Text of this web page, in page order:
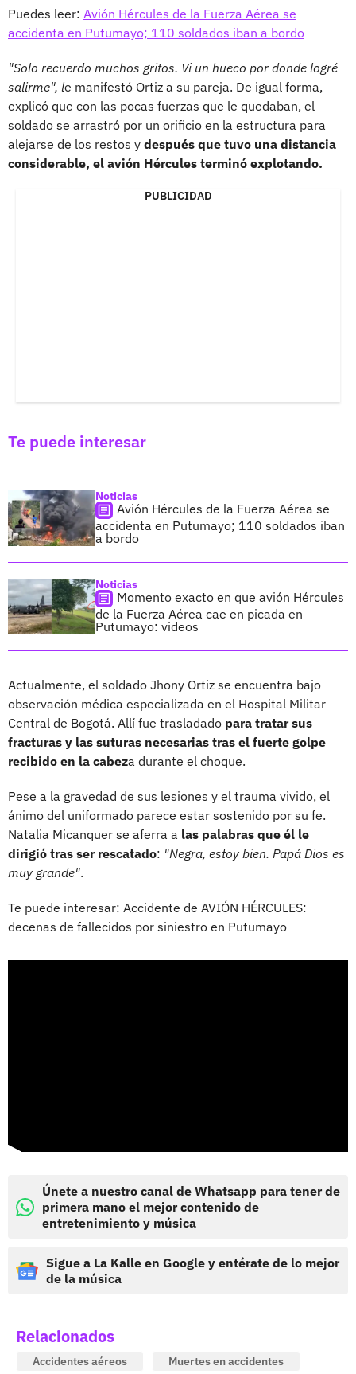
Puedes leer: Avión Hércules de la Fuerza Aérea se
accidenta en Putumayo; 110 soldados iban a bordo
"Solo recuerdo muchos gritos. Vi un hueco por donde logré
salirme", le manifestó Ortiz a su pareja. De igual forma,
explicó que con las pocas fuerzas que le quedaban, el
soldado se arrastró por un orificio en la estructura para
alejarse de los restos y después que tuvo una distancia
considerable, el avión Hércules terminó explotando.
PUBLICIDAD
Te puede interesar
Noticias
Avión Hércules de la Fuerza Aérea se
accidenta en Putumayo; 110 soldados iban
a bordo
Noticias
Momento exacto en que avión Hércules
de la Fuerza Aérea cae en picada en
Putumayo: videos
Actualmente, el soldado Jhony Ortiz se encuentra bajo
observación médica especializada en el Hospital Militar
Central de Bogotá. Allí fue trasladado para tratar sus
fracturas y las suturas necesarias tras el fuerte golpe
recibido en la cabeza durante el choque.
Pese a la gravedad de sus lesiones y el trauma vivido, el
ánimo del uniformado parece estar sostenido por su fe.
Natalia Micanquer se aferra a las palabras que él le
dirigió tras ser rescatado: "Negra, estoy bien. Papá Dios es
muy grande".
Te puede interesar: Accidente de AVIÓN HÉRCULES:
decenas de fallecidos por siniestro en Putumayo
Únete a nuestro canal de Whatsapp para tener de
primera mano el mejor contenido de
entretenimiento y música
Sigue a La Kalle en Google y entérate de lo mejor
de la música
Relacionados
Accidentes aéreos
Muertes en accidentes